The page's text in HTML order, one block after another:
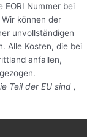
EORI Nummer bei
können der
unvollständigen
Alle Kosten, die bei
anfallen,
Teil der EU sind ,